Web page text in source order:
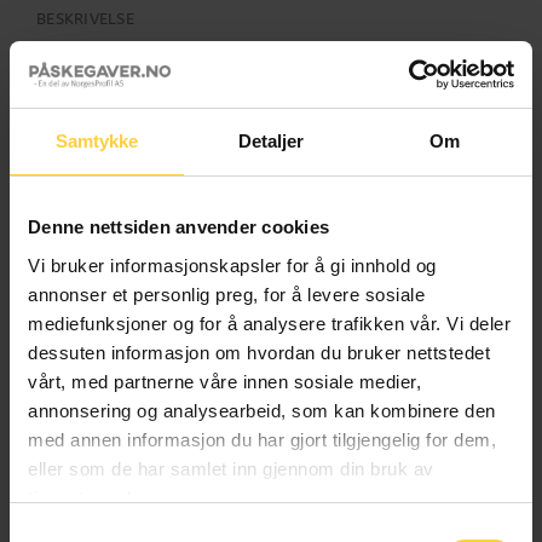
Samtykke Detaljer Om
Denne nettsiden anvender cookies
Vi bruker informasjonskapsler for å gi innhold og
annonser et personlig preg, for å levere sosiale
mediefunksjoner og for å analysere trafikken vår. Vi deler
dessuten informasjon om hvordan du bruker nettstedet
vårt, med partnerne våre innen sosiale medier,
annonsering og analysearbeid, som kan kombinere den
med annen informasjon du har gjort tilgjengelig for dem,
eller som de har samlet inn gjennom din bruk av
tjenestene deres.
BESKRIVELSE
Gi dine ansatte og kunder en smakfull og eksklusiv gave
med vår Godteboks 500g! Fylt med deilige innpakkede
biter med sjokolade pakket i en elegant metallboks, er
dette den perfekte gaven som garantert vil spre
påskeglede!